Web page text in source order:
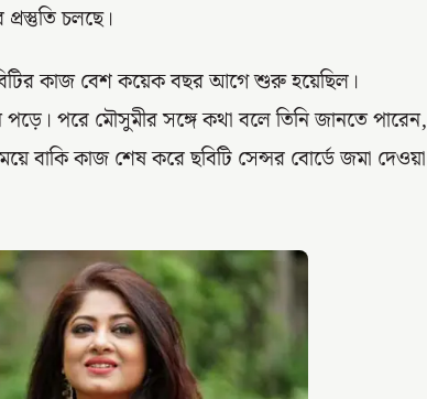
চলছে।
কাজ বেশ কয়েক বছর আগে শুরু হয়েছিল।
পরে মৌসুমীর সঙ্গে কথা বলে তিনি জানতে পারেন,
বাকি কাজ শেষ করে ছবিটি সেন্সর বোর্ডে জমা দেওয়া